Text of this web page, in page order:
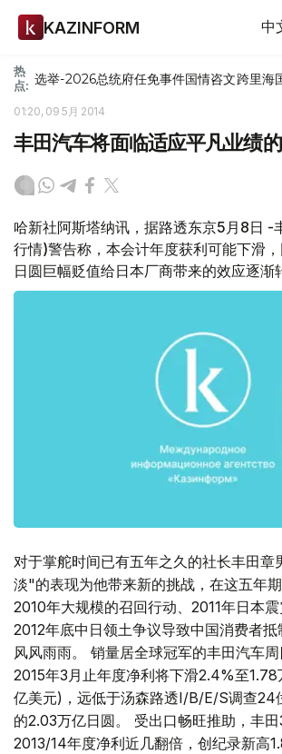
KAZINFORM 中
热
点: 选举-2026总统府任免事件国情咨文跨里海
01:20, 09 5月 2014
丰田汽车将面临适应平凡业绩
哈新社阿斯塔纳讯，据路透东京5月8日 -
行情)警告称，本会计年度获利可能下滑
日圆巨幅贬值给日本厂商带来的效应逐渐
对于掌舵时间已有五年之久的社长丰田章
淡"的表现为他带来新的挑战，在这五年
2010年大规模的召回行动、2011年日本
2012年底中日领土争议导致中国消费者
风风雨雨。 销量居全球冠军的丰田汽车
2015年3月止年度净利将下滑2.4%至
亿美元)，远低于汤森路透I/B/E/S调查24
的2.03万亿日圆。 受出口畅旺推助，丰
2013/14年度净利近几翻倍，创纪录新高